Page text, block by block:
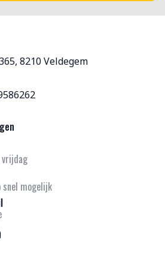
8210 Veldegem
vrijdag
snel mogelijk